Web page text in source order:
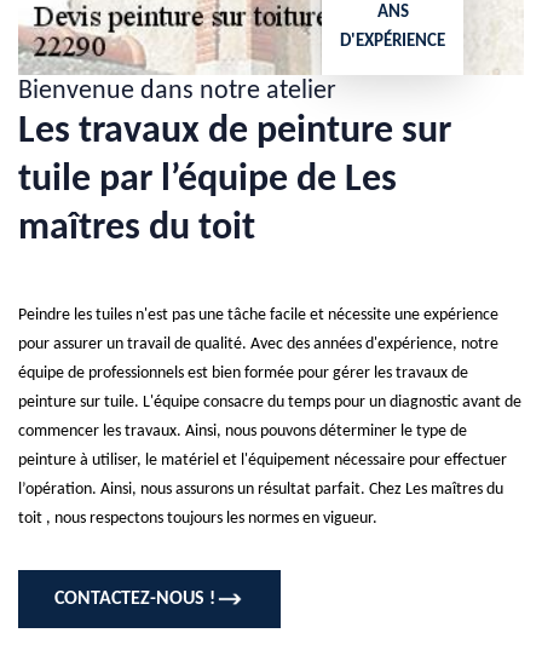
ANS
D'EXPÉRIENCE
Bienvenue dans notre atelier
Les travaux de peinture sur
tuile par l’équipe de Les
maîtres du toit
Peindre les tuiles n'est pas une tâche facile et nécessite une expérience
pour assurer un travail de qualité. Avec des années d'expérience, notre
équipe de professionnels est bien formée pour gérer les travaux de
peinture sur tuile. L'équipe consacre du temps pour un diagnostic avant de
commencer les travaux. Ainsi, nous pouvons déterminer le type de
peinture à utiliser, le matériel et l'équipement nécessaire pour effectuer
l’opération. Ainsi, nous assurons un résultat parfait. Chez Les maîtres du
toit , nous respectons toujours les normes en vigueur.
CONTACTEZ-NOUS !